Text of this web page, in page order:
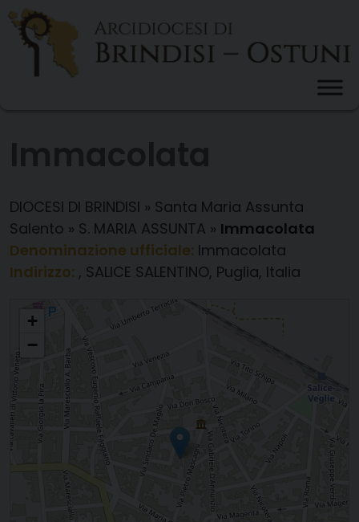
Skip
content
DIOCESI DI BRINDISI » Santa Maria Assunta
Salento » S. MARIA ASSUNTA » Immacolata
Denominazione ufficiale: Immacolata
Indirizzo: , SALICE SALENTINO, Puglia, Italia
Immacolata
+
−